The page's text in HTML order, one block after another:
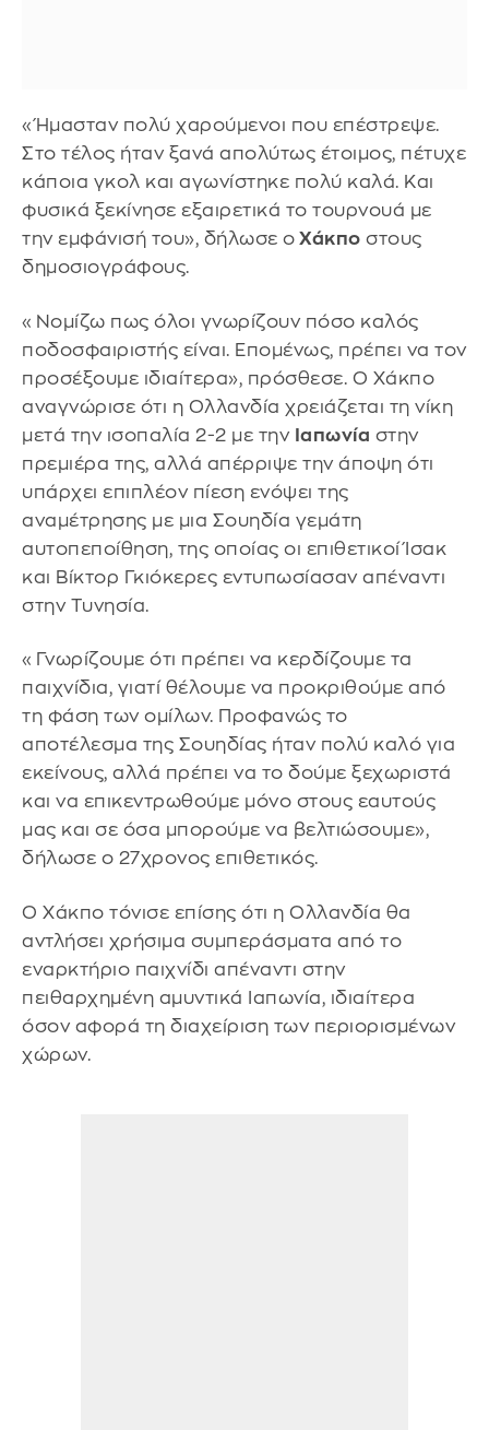
«Ήμασταν πολύ χαρούμενοι που επέστρεψε.
Στο τέλος ήταν ξανά απολύτως έτοιμος, πέτυχε
κάποια γκολ και αγωνίστηκε πολύ καλά. Και
φυσικά ξεκίνησε εξαιρετικά το τουρνουά με
την εμφάνισή του», δήλωσε ο Χάκπο στους
δημοσιογράφους.
«Νομίζω πως όλοι γνωρίζουν πόσο καλός
ποδοσφαιριστής είναι. Επομένως, πρέπει να τον
προσέξουμε ιδιαίτερα», πρόσθεσε. Ο Χάκπο
αναγνώρισε ότι η Ολλανδία χρειάζεται τη νίκη
μετά την ισοπαλία 2-2 με την Ιαπωνία στην
πρεμιέρα της, αλλά απέρριψε την άποψη ότι
υπάρχει επιπλέον πίεση ενόψει της
αναμέτρησης με μια Σουηδία γεμάτη
αυτοπεποίθηση, της οποίας οι επιθετικοί Ίσακ
και Βίκτορ Γκιόκερες εντυπωσίασαν απέναντι
στην Τυνησία.
«Γνωρίζουμε ότι πρέπει να κερδίζουμε τα
παιχνίδια, γιατί θέλουμε να προκριθούμε από
τη φάση των ομίλων. Προφανώς το
αποτέλεσμα της Σουηδίας ήταν πολύ καλό για
εκείνους, αλλά πρέπει να το δούμε ξεχωριστά
και να επικεντρωθούμε μόνο στους εαυτούς
μας και σε όσα μπορούμε να βελτιώσουμε»,
δήλωσε ο 27χρονος επιθετικός.
Ο Χάκπο τόνισε επίσης ότι η Ολλανδία θα
αντλήσει χρήσιμα συμπεράσματα από το
εναρκτήριο παιχνίδι απέναντι στην
πειθαρχημένη αμυντικά Ιαπωνία, ιδιαίτερα
όσον αφορά τη διαχείριση των περιορισμένων
χώρων.